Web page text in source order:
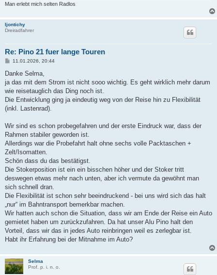
Man erlebt mich selten Radlos
Ijontichy
Dreiradfahrer
Re: Pino 21 fuer lange Touren
B
i
r
a
11.01.2026, 20:44
Danke Selma,
ja das mit dem Strom ist nicht sooo wichtig. Es geht wirklich mehr darum
wie reisetauglich das Ding noch ist.
Die Entwicklung ging ja eindeutig weg von der Reise hin zu Flexibilität
(inkl. Lastenrad).
Wir sind es schon probegefahren und der erste Eindruck war, dass der
Rahmen stabiler geworden ist.
Allerdings war die Probefahrt halt ohne sechs volle Packtaschen +
Zelt/Isomatten.
Schön dass du das bestätigst.
Die Stokerposition ist ein ein bisschen höher und der Stoker tritt
deswegen etwas mehr nach unten, aber ich vermute da gewöhnt man
sich schnell dran.
Die Flexibilität ist schon sehr beeindruckend - bei uns wird sich das halt
„nur“ im Bahntransport bemerkbar machen.
Wir hatten auch schon die Situation, dass wir am Ende der Reise ein Auto
gemietet haben um zurückzufahren. Da hat unser Alu Pino halt den
Vorteil, dass wir das in jedes Auto reinbringen weil es zerlegbar ist.
Habt ihr Erfahrung bei der Mitnahme im Auto?
Selma
Prof. p. i. n. o.